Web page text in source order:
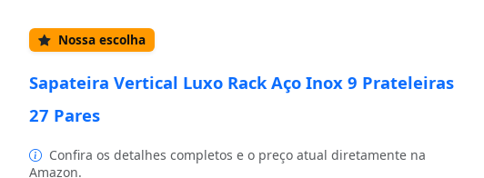
Nossa escolha
Sapateira Vertical Luxo Rack Aço Inox 9 Prateleiras
27 Pares
Confira os detalhes completos e o preço atual diretamente na
Amazon.